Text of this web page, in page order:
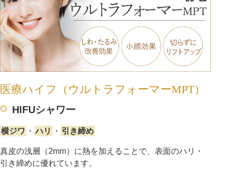
医療ハイフ（ウルトラフォーマーMPT）
HIFUシャワー
横ジワ ・ ハリ ・ 引き締め
真皮の浅層（2mm）に熱を加えることで、表面のハリ・
引き締めに優れています。